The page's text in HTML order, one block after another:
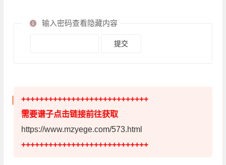
输入密码查看隐藏内容
++++++++++++++++++++++++++++
需要谱子点击链接前往获取
https://www.mzyege.com/573.html
++++++++++++++++++++++++++++